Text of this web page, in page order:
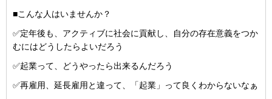
■こんな人はいませんか？
✅定年後も、アクティブに社会に貢献し、自分の存在意義をつか
むにはどうしたらよいだろう
✅起業って、どうやったら出来るんだろう
✅再雇用、延長雇用と違って、「起業」って良くわからないなぁ